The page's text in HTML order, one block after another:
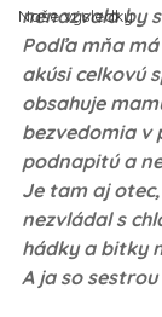
Naše výsledky
nenazvala by
Podľa mňa
akúsi celkovú
obsahuje
bezvedomia v
podnapitú a
Je tam aj
nezvládal s
hádky a bitky
A ja so